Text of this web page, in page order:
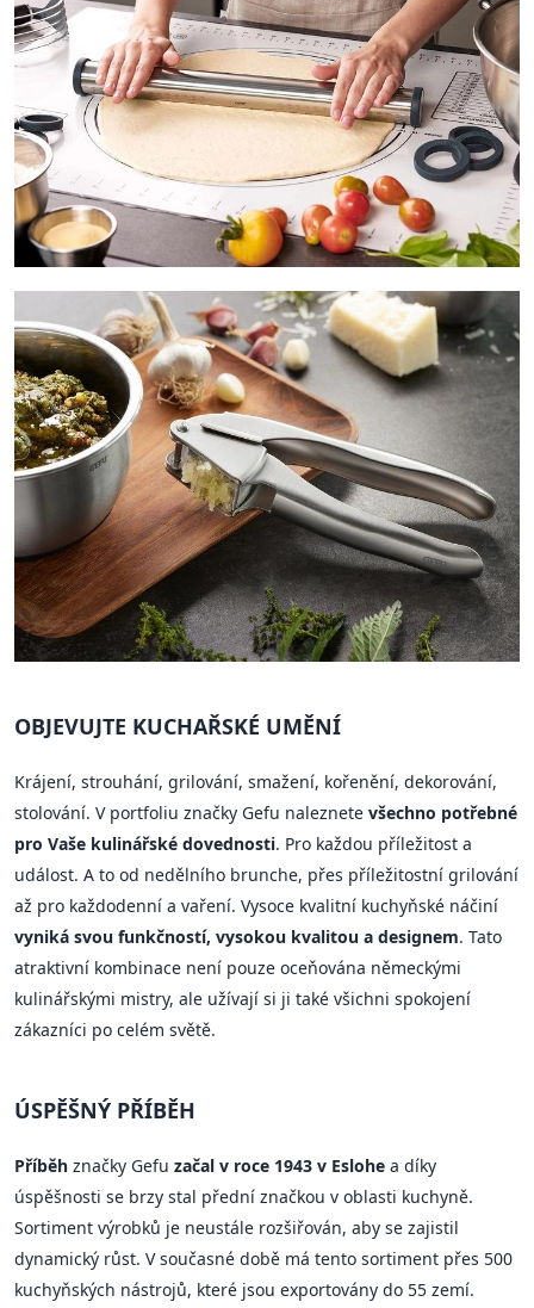
OBJEVUJTE KUCHAŘSKÉ UMĚNÍ
Krájení, strouhání, grilování, smažení, kořenění, dekorování,
stolování. V portfoliu značky Gefu naleznete všechno potřebné
pro Vaše kulinářské dovednosti. Pro každou příležitost a
událost. A to od nedělního brunche, přes příležitostní grilování
až pro každodenní a vaření. Vysoce kvalitní kuchyňské náčiní
vyniká svou funkčností, vysokou kvalitou a designem. Tato
atraktivní kombinace není pouze oceňována německými
kulinářskými mistry, ale užívají si ji také všichni spokojení
zákazníci po celém světě.
ÚSPĚŠNÝ PŘÍBĚH
Příběh značky Gefu začal v roce 1943 v Eslohe a díky
úspěšnosti se brzy stal přední značkou v oblasti kuchyně.
Sortiment výrobků je neustále rozšiřován, aby se zajistil
dynamický růst. V současné době má tento sortiment přes 500
kuchyňských nástrojů, které jsou exportovány do 55 zemí.